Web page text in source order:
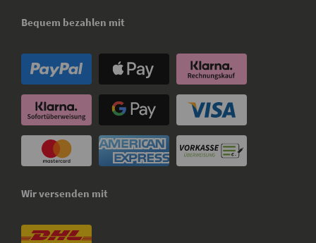
Bequem bezahlen mit
Wir versenden mit